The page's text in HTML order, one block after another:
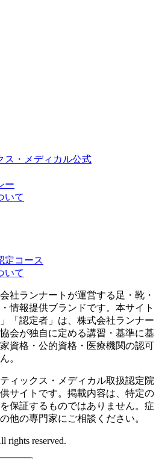
ス・メディカル公式
ー
いて
定コース
いて
社ランナートが運営する足・靴・
情報提供ブランドです。本サイト
「認定者」は、株式会社ランナー
会が独自に定める講習・基準に基
資格・公的資格・医療機関の認可
。
ィックス・メディカル取扱認定院
サイトです。掲載内容は、特定の
保証するものではありません。症
他の専門家にご相談ください。
rights reserved.